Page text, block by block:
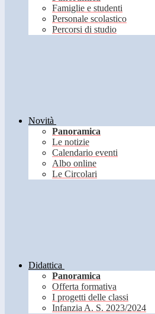
Famiglie e studenti
Personale scolastico
Percorsi di studio
Novità
Panoramica
Le notizie
Calendario eventi
Albo online
Le Circolari
Didattica
Panoramica
Offerta formativa
I progetti delle classi
Infanzia A. S. 2023/2024